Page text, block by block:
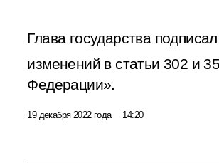
Глава государства
изменений в статьи 302 и
Федерации».
19 декабря 2022 года 14:20